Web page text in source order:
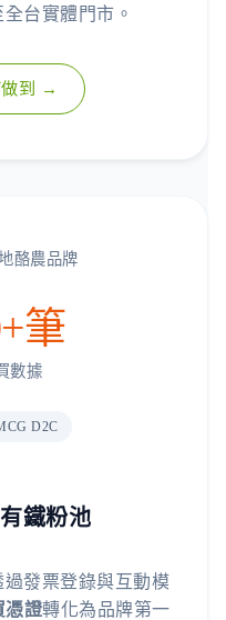
台實體門市。
做到 →
酪農品牌
筆
數據
D2C
鐵粉池
發票登錄與互動模
憑證轉化為品牌第一